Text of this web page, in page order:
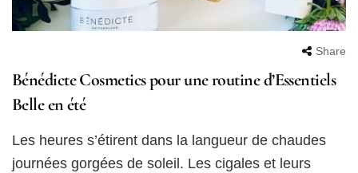
Share
Bénédicte Cosmetics pour une routine d’Essentiels
Belle en été
Les heures s’étirent dans la langueur de chaudes
journées gorgées de soleil. Les cigales et leurs